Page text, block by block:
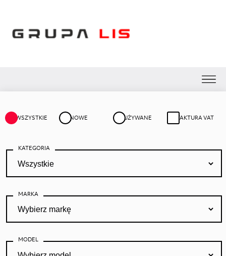
WSZYSTKIE NOWE UŻYWANE FAKTURA VAT
KATEGORIA
MARKA
MODEL